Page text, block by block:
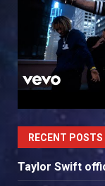
RECENT POSTS
Taylor Swift